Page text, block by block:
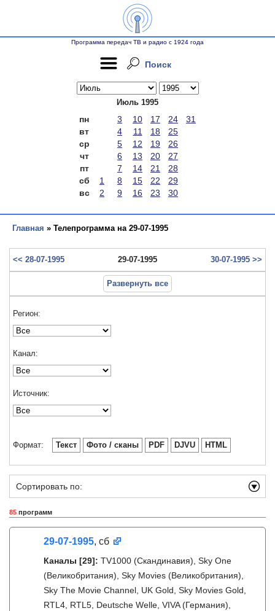
Программа передач ТВ и радио с 1924 года
Поиск
Июль 1995
пн 3 10 17 24
31
вт
4 11 18
25
ср
5 12 19
26
чт
6 13 20
27
пт
7 14 21
28
сб
1 8 15 22
29
вс
2 9 16 23 30
Главная » Телепрограмма на 29-07-1995
<< 28-07-1995 29-07-1995 30-07-1995 >>
Развернуть все
Регион:
Канал:
Источник:
Формат: Текст Фото / сканы PDF DJVU HTML
Сортировать по:
85 программ
29-07-1995, сб
Каналы [29]: TV1000 (Скандинавия), Sky One
(Великобритания), Sky Movies (Великобритания),
Sky The Movie Channel, UK Gold, Sky Movies Gold,
RTL4, RTL5, Deutsche Welle, VIVA (Германия),